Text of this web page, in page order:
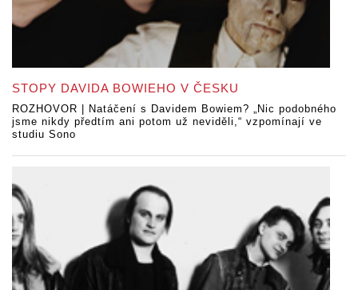
STOPY DAVIDA BOWIEHO V ČESKU
ROZHOVOR | Natáčení s Davidem Bowiem? „Nic podobného
jsme nikdy předtím ani potom už neviděli,“ vzpomínají ve
studiu Sono